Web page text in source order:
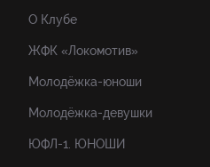
О Клубе
ЖФК «Локомотив»
Молодёжка-юноши
Молодёжка-девушки
ЮФЛ-1. ЮНОШИ